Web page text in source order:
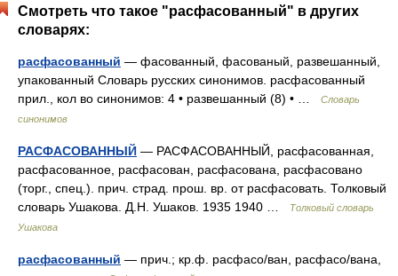
Смотреть что такое "расфасованный" в других
словарях:
расфасованный — фасованный, фасованый, развешанный,
упакованный Словарь русских синонимов. расфасованный
прил., кол во синонимов: 4 • развешанный (8) • …
Словарь
синонимов
РАСФАСОВАННЫЙ — РАСФАСОВАННЫЙ, расфасованная,
расфасованное, расфасован, расфасована, расфасовано
(торг., спец.). прич. страд. прош. вр. от расфасовать. Толковый
словарь Ушакова. Д.Н. Ушаков. 1935 1940 …
Толковый словарь
Ушакова
расфасованный — прич.; кр.ф. расфасо/ван, расфасо/вана,